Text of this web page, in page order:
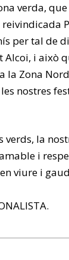
verda,
per tal de
Alcoi, i això
la Zona
nostres
verds, la
i
viure i